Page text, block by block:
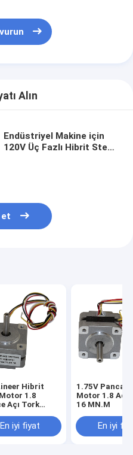
Alın
Endüstriyel Makine için
120V Üç Fazlı Hibrit Step
et
Hibrit
1.8
Açı Tork
En iyi fiyat
1.75V
Motor 1.8
16 MN.M
En iyi